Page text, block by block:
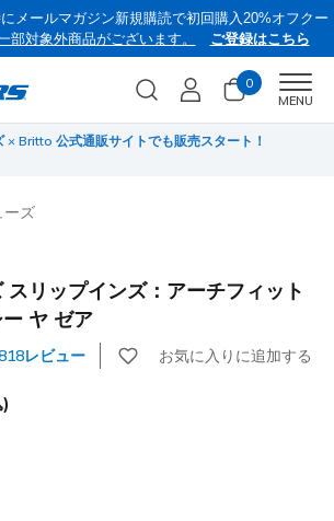
メールマガジン新規購読で初回購入20%オフクー
部対象外商品がございます。 ご登録はこちら
0
MENU
× Britto 公式通販サイトでも販売スタート！
ーズ
スリップインズ：アーチフィット
ヤ ゼア
レビュー お気に入りに追加する